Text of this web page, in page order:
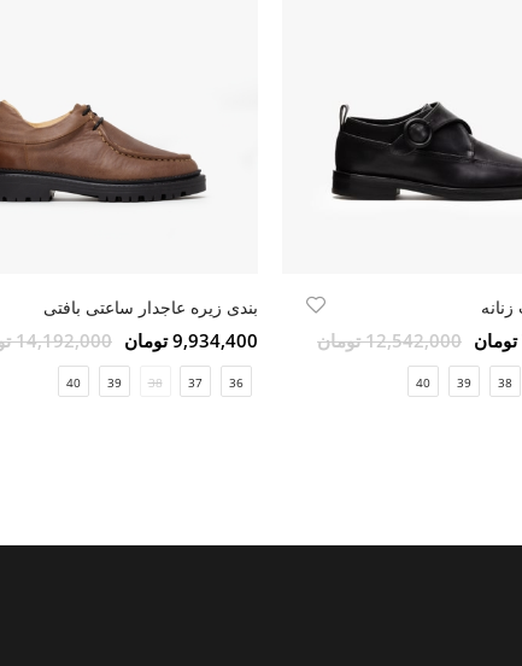
12,542,000 تومان
38
39
40
بندی زیره عاجدار ساعتی بافتی
9,934,400 تومان 14,192,000 تومان
36
37
38
39
40